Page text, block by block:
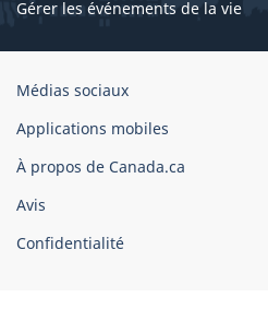
Gérer les événements de la vie
Organisation
gouvernement
du
Canada
Médias sociaux
Applications mobiles
À propos de Canada.ca
Avis
Confidentialité